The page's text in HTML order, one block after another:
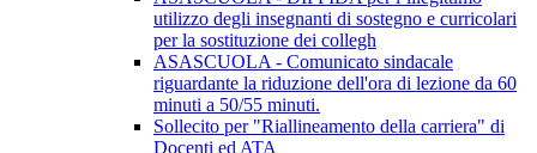
utilizzo degli insegnanti di sostegno e curricolari
per la sostituzione dei collegh
ASASCUOLA - Comunicato sindacale
riguardante la riduzione dell'ora di lezione da 60
minuti a 50/55 minuti.
Sollecito per "Riallineamento della carriera" di
Docenti ed ATA